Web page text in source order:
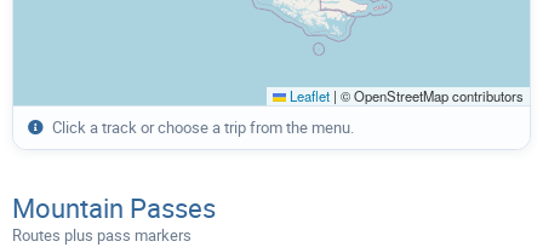
Leaflet | © OpenStreetMap contributors
Click a track or choose a trip from the menu.
Mountain Passes
Routes plus pass markers